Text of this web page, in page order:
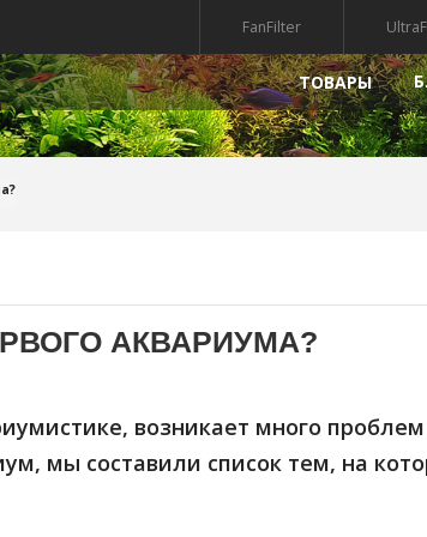
FanFilter
ТОВАРЫ
НАПОЛНИТЕЛИ
КРЫШКИ ДЛЯ АКВАРИУМА
АКВАРИУМА?
возникает много
мы составили список тем, на